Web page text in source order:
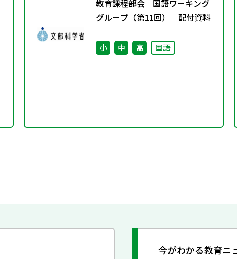
教育課程部会 国語ワーキング
グループ（第11回） 配付資料
小 中 高 国語
今がわかる教育ニ